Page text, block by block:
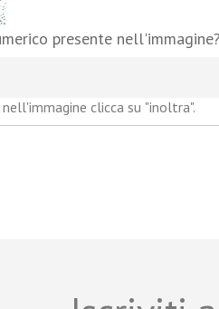
presente
clicca su "inoltra".